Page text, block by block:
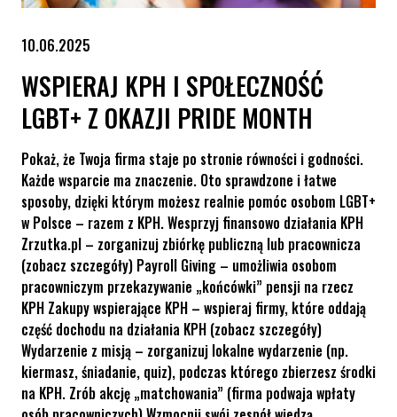
10.06.2025
WSPIERAJ KPH I SPOŁECZNOŚĆ
LGBT+ Z OKAZJI PRIDE MONTH
Pokaż, że Twoja firma staje po stronie równości i godności.
Każde wsparcie ma znaczenie. Oto sprawdzone i łatwe
sposoby, dzięki którym możesz realnie pomóc osobom LGBT+
w Polsce – razem z KPH. Wesprzyj finansowo działania KPH
Zrzutka.pl – zorganizuj zbiórkę publiczną lub pracownicza
(zobacz szczegóły) Payroll Giving – umożliwia osobom
pracowniczym przekazywanie „końcówki” pensji na rzecz
KPH Zakupy wspierające KPH – wspieraj firmy, które oddają
część dochodu na działania KPH (zobacz szczegóły)
Wydarzenie z misją – zorganizuj lokalne wydarzenie (np.
kiermasz, śniadanie, quiz), podczas którego zbierzesz środki
na KPH. Zrób akcję „matchowania” (firma podwaja wpłaty